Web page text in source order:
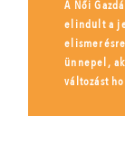
A Női
elindult a
ünnepel,
változást